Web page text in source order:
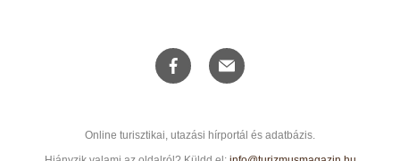
Online turisztikai, utazási hírportál és adatbázis.